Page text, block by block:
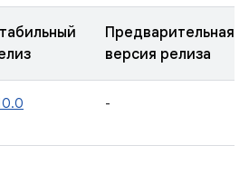
Предварительная
версия релиза
-